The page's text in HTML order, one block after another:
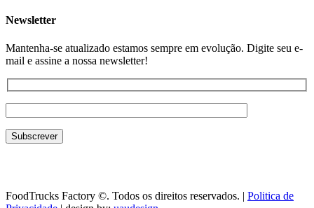
Newsletter
Mantenha-se atualizado estamos sempre em evolução. Digite seu e-
mail e assine a nossa newsletter!
FoodTrucks Factory ©. Todos os direitos reservados. | Politica de